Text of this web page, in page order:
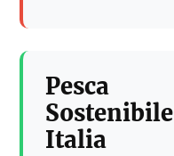
Pesca
Sostenibile
Italia